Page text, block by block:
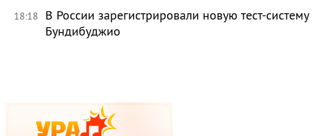
18:18
В России зарегистрировали новую тест-
Бундибуджио